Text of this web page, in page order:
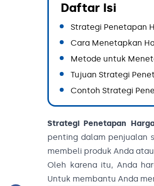
Daftar Isi
Strategi Penetapan
Cara Menetapkan
Metode untuk
Tujuan Strategi
Contoh Strategi
Strategi Penetapan
penting dalam penjualan
membeli produk Anda
Oleh karena itu, Anda
Untuk membantu Anda